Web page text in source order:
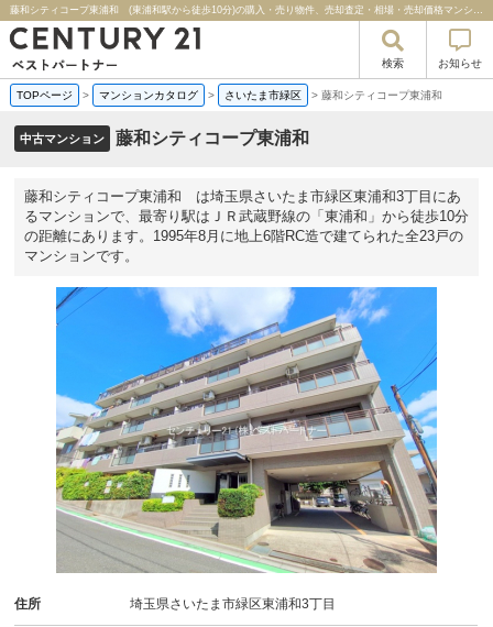
藤和シティコープ東浦和 (東浦和駅から徒歩10分)の購入・売り物件、売却査定・相場・売却価格マンション情報｜センチュリー２１ベストパートナー
検索 お知らせ
TOPページ > マンションカタログ > さいたま市緑区 > 藤和シティコープ東浦和
中古マンション 藤和シティコープ東浦和
藤和シティコープ東浦和 は埼玉県さいたま市緑区東浦和3丁目にあ
るマンションで、最寄り駅はＪＲ武蔵野線の「東浦和」から徒歩10分
の距離にあります。1995年8月に地上6階RC造で建てられた全23戸の
マンションです。
住所 埼玉県さいたま市緑区東浦和3丁目